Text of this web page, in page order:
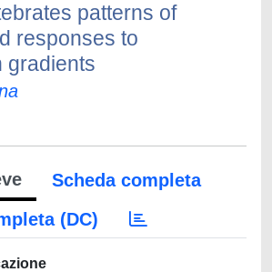
patterns of
responses to
gradients
Scheda completa
(DC)